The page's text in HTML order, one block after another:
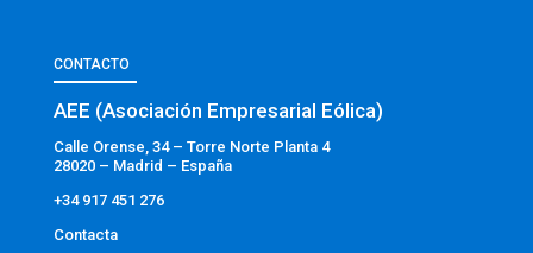
CONTACTO
AEE (Asociación Empresarial Eólica)
Calle Orense, 34 – Torre Norte Planta 4
28020 – Madrid – España
+34 917 451 276
Contacta